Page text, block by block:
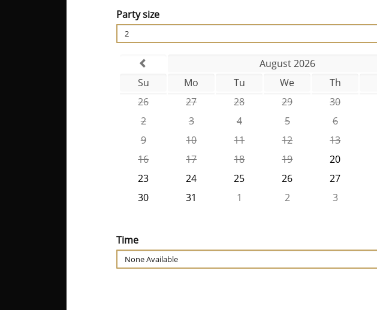
Party size
2
August 2026
Su
Mo Tu We Th
26
27 28 29 30
2
3 4 5 6
9
10 11 12 13
16
17 18 19 20
23
24 25 26 27
30
31 1 2 3
Time
None Available